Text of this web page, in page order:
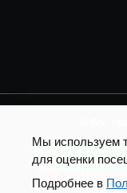
Есть вопросы
SEO
Мы используем
для оценки
Подробнее в